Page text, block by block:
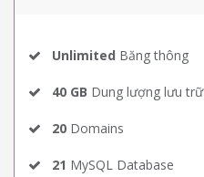
Unlimited Băng thông
40 GB Dung lượng lưu trữ
20 Domains
21 MySQL Database